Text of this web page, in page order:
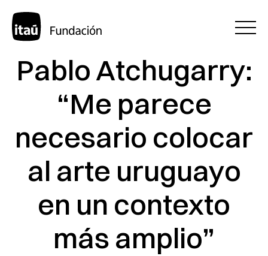
Pablo Atchugarry:
“Me parece
necesario colocar
al arte uruguayo
en un contexto
más amplio”